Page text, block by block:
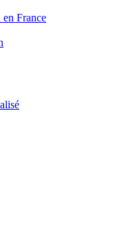
en France